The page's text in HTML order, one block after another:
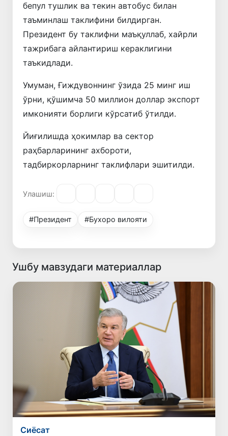
бепул тушлик ва текин автобус билан
таъминлаш таклифини билдирган.
Президент бу таклифни маъқуллаб, хайрли
тажрибага айлантириш кераклигини
таъкидлади.
Умуман, Ғиждувоннинг ўзида 25 минг иш
ўрни, қўшимча 50 миллион доллар экспорт
имконияти борлиги кўрсатиб ўтилди.
Йиғилишда ҳокимлар ва сектор
раҳбарларининг ахбороти,
тадбиркорларнинг таклифлари эшитилди.
Улашиш:
#Президент #Бухоро вилояти
Ушбу мавзудаги материаллар
Сиёсат